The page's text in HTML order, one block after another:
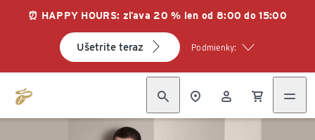
⏰ HAPPY HOURS: zľava 20 % len od 8:00 do 15:00
Ušetrite teraz Podmienky: